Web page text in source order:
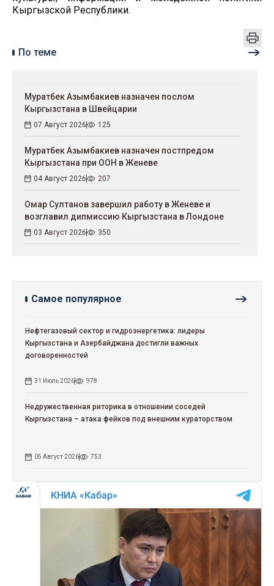
Кыргызской Республики.
По теме
Муратбек Азымбакиев назначен послом
Кыргызстана в Швейцарии
07 Август 2026 125
Муратбек Азымбакиев назначен постпредом
Кыргызстана при ООН в Женеве
04 Август 2026 207
Омар Султанов завершил работу в Женеве и
возглавил дипмиссию Кыргызстана в Лондоне
03 Август 2026 350
Самое популярное
Нефтегазовый сектор и гидроэнергетика: лидеры
Кыргызстана и Азербайджана достигли важных
договоренностей
31 Июль 2026 978
Недружественная риторика в отношении соседей
Кыргызстана – атака фейков под внешним кураторством
05 Август 2026 753